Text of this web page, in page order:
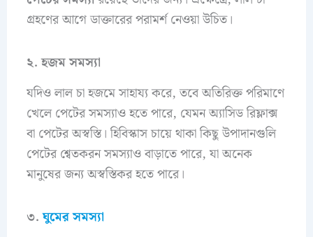
গ্রহণের আগে ডাক্তারের পরামর্শ নেওয়া উচিত।
২. হজম সমস্যা
যদিও লাল চা হজমে সাহায্য করে, তবে অতিরিক্ত পরিমাণে
খেলে পেটের সমস্যাও হতে পারে, যেমন অ্যাসিড রিফ্লাক্স
বা পেটের অস্বস্তি। হিবিস্কাস চায়ে থাকা কিছু উপাদানগুলি
পেটের শ্বেতকরন সমস্যাও বাড়াতে পারে, যা অনেক
মানুষের জন্য অস্বস্তিকর হতে পারে।
৩.ঘুমের সমস্যা